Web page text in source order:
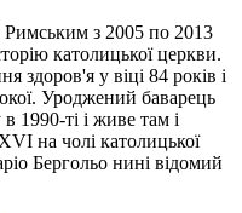
з 2005 по 2013
католицької церкви.
здоров'я у віці 84 років і
Уроджений баварець
1990-ті і живе там і
на чолі католицької
Бергольо нині відомий